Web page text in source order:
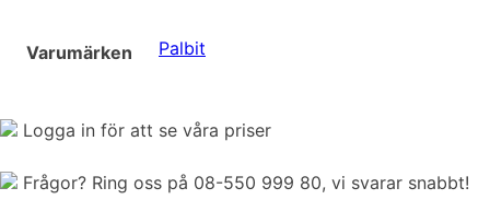
Varumärken Palbit
Logga in för att se våra priser
Frågor? Ring oss på 08-550 999 80, vi svarar snabbt!